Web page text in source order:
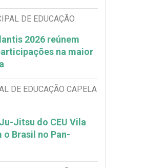
DE EDUCAÇÃO
2026 reúnem
na maior
DE EDUCAÇÃO CAPELA
Jitsu do CEU Vila
o Brasil no Pan-